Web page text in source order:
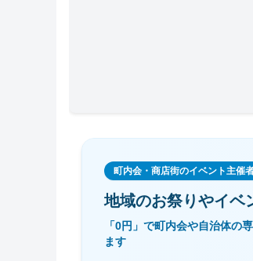
町内会・商店街のイベント主催
地域のお祭りやイベ
「0円」で町内会や自治体の
ます